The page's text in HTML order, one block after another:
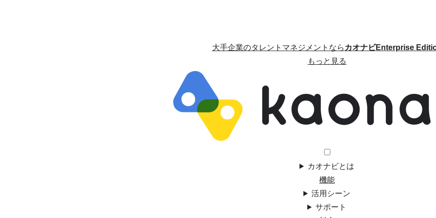
大手企業のタレントマネジメントならカオナビEnterprise
もっと見る
カオナビとは
機能
活用シーン
サポート